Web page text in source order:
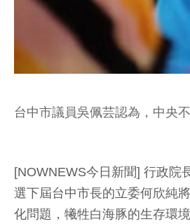
台中市議員吳佩芸認為，中央
[NOWNEWS今日新聞] 行政院
選下屆台中市長的立委何欣純
化問題，犧牲白海豚的生存環